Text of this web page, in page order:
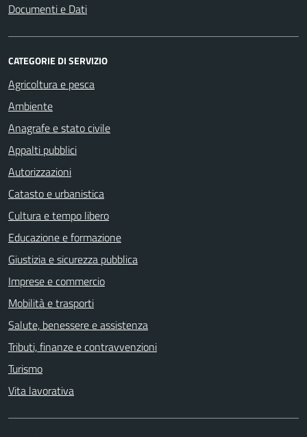
Documenti e Dati
CATEGORIE DI SERVIZIO
Agricoltura e pesca
Ambiente
Anagrafe e stato civile
Appalti pubblici
Autorizzazioni
Catasto e urbanistica
Cultura e tempo libero
Educazione e formazione
Giustizia e sicurezza pubblica
Imprese e commercio
Mobilità e trasporti
Salute, benessere e assistenza
Tributi, finanze e contravvenzioni
Turismo
Vita lavorativa